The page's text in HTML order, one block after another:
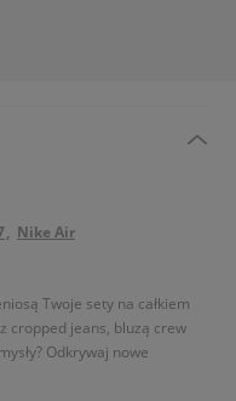
Nike Air
Twoje sety na całkiem
cropped jeans, bluzą crew
Odkrywaj nowe